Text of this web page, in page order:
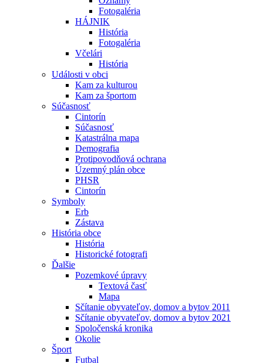
Fotogaléria
HÁJNIK
História
Fotogaléria
Včelári
História
Události v obci
Kam za kulturou
Kam za športom
Súčasnosť
Cintorín
Súčasnosť
Katastrálna mapa
Demografia
Protipovodňová ochrana
Územný plán obce
PHSR
Cintorín
Symboly
Erb
Zástava
História obce
História
Historické fotografi
Ďalšie
Pozemkové úpravy
Textová časť
Mapa
Sčítanie obyvateľov, domov a bytov 2011
Sčítanie obyvateľov, domov a bytov 2021
Spoločenská kronika
Okolie
Šport
Futbal